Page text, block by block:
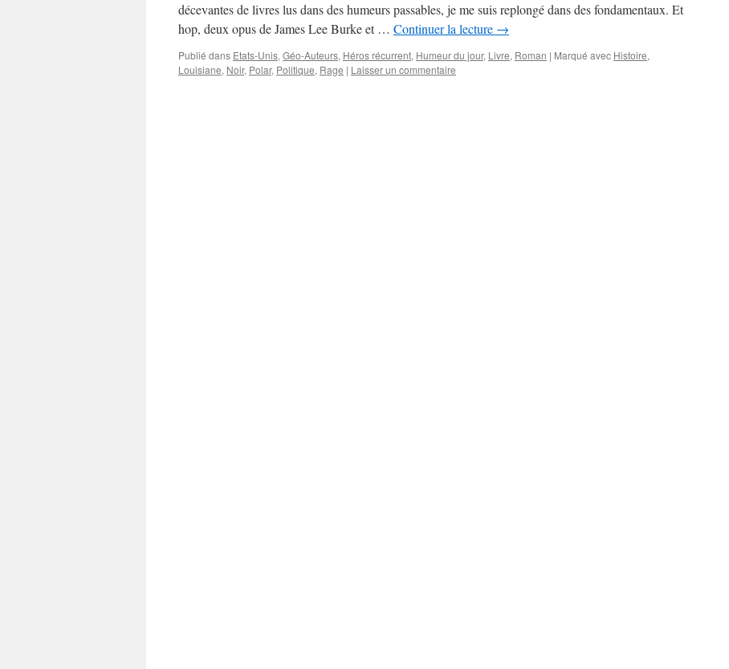
décevantes de livres lus dans des humeurs passables, je me suis replongé dans des fondamentaux. Et
hop, deux opus de James Lee Burke et … Continuer la lecture →
Publié dans Etats-Unis, Géo-Auteurs, Héros récurrent, Humeur du jour, Livre, Roman | Marqué avec Histoire,
Louisiane, Noir, Polar, Politique, Rage | Laisser un commentaire